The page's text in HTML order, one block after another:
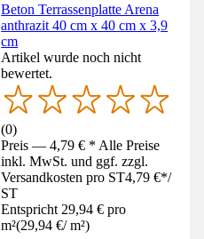
Beton Terrassenplatte Arena
anthrazit 40 cm x 40 cm x 3,9
cm
Artikel wurde noch nicht
bewertet.
(0)
Preis — 4,79 € * Alle Preise
inkl. MwSt. und ggf. zzgl.
Versandkosten pro ST4,79 €*/
ST
Entspricht 29,94 € pro
m²(29,94 €/ m²)